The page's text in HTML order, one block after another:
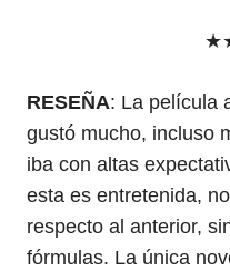
RESEÑA: La película
gustó mucho, incluso
iba con altas
esta es entretenida,
respecto al anterior,
fórmulas. La única